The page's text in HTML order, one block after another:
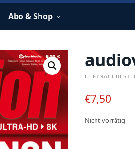
Abo & Shop
€7,50
Nicht vorrätig